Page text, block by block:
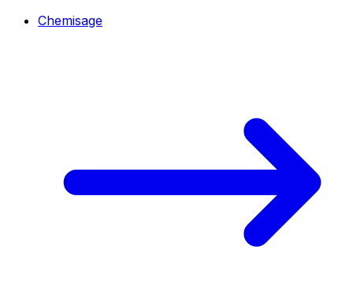
Chemisage